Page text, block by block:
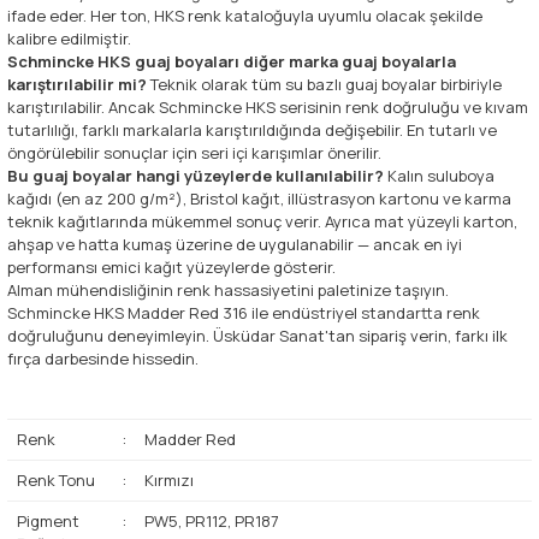
ifade eder. Her ton, HKS renk kataloğuyla uyumlu olacak şekilde
kalibre edilmiştir.
Schmincke HKS guaj boyaları diğer marka guaj boyalarla
karıştırılabilir mi?Teknik olarak tüm su bazlı guaj boyalar birbiriyle
karıştırılabilir. Ancak Schmincke HKS serisinin renk doğruluğu ve kıvam
tutarlılığı, farklı markalarla karıştırıldığında değişebilir. En tutarlı ve
öngörülebilir sonuçlar için seri içi karışımlar önerilir.
Bu guaj boyalar hangi yüzeylerde kullanılabilir? Kalın suluboya
kağıdı (en az 200 g/m²), Bristol kağıt, illüstrasyon kartonu ve karma
teknik kağıtlarında mükemmel sonuç verir. Ayrıca mat yüzeyli karton,
ahşap ve hatta kumaş üzerine de uygulanabilir — ancak en iyi
performansı emici kağıt yüzeylerde gösterir.
Alman mühendisliğinin renk hassasiyetini paletinize taşıyın.
Schmincke HKS Madder Red 316 ile endüstriyel standartta renk
doğruluğunu deneyimleyin. Üsküdar Sanat'tan sipariş verin, farkı ilk
fırça darbesinde hissedin.
Renk :
Madder Red
Renk Tonu
:
Kırmızı
Pigment
: PW5, PR112, PR187